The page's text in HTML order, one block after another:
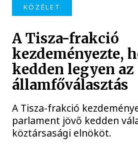
KÖZÉLET
A Tisza-frakció
kezdeményezte,
kedden legyen az
államfőválasztás
A Tisza-frakció
parlament jövő kedden
köztársasági elnököt.